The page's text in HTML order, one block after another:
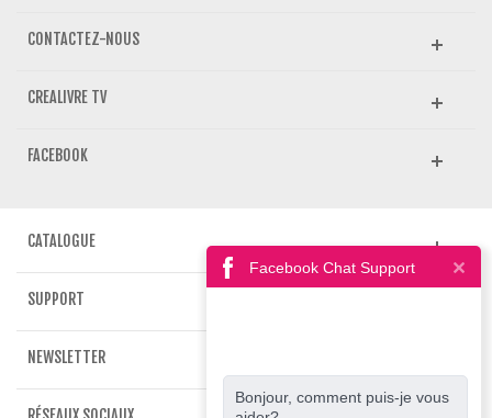
CONTACTEZ-NOUS
CREALIVRE TV
FACEBOOK
CATALOGUE
SUPPORT
NEWSLETTER
Facebook Chat Support
Bonjour, comment puis-je vous